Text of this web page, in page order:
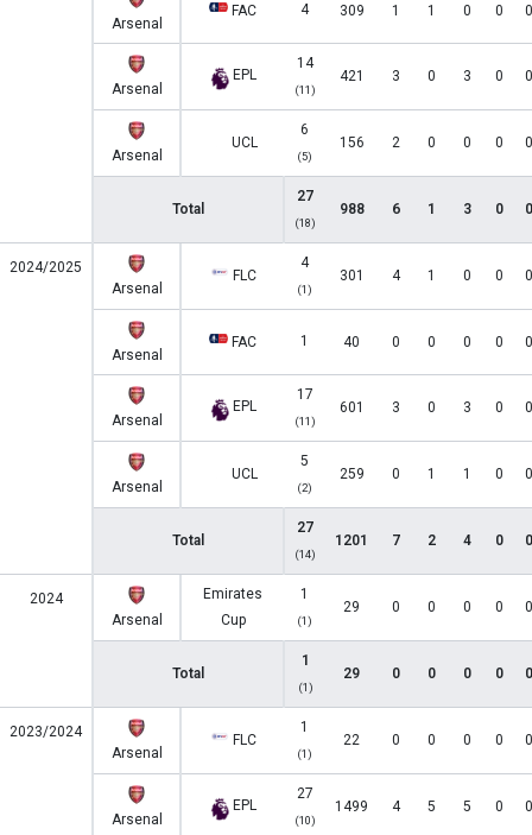
Arsenal
FAC 4 309 1 1 0 0 0
Arsenal
EPL
14
(11)
421 3 0 3 0 0
Arsenal
UCL
6
(5)
156 2 0 0 0 0
Total
27
(18)
988 6 1 3 0 0
2024/2025
Arsenal
FLC
4
(1)
301 4 1 0 0 0
Arsenal
FAC 1 40 0 0 0 0 0
Arsenal
EPL
17
(11)
601 3 0 3 0 0
Arsenal
UCL
5
(2)
259 0 1 1 0 0
Total
27
(14)
1201 7 2 4 0 0
2024
Arsenal
Emirates
Cup
1
(1)
29 0 0 0 0 0
Total
1
(1)
29 0 0 0 0 0
2023/2024
Arsenal
FLC
1
(1)
22 0 0 0 0 0
Arsenal
EPL
27
(10)
1499 4 5 5 0 0